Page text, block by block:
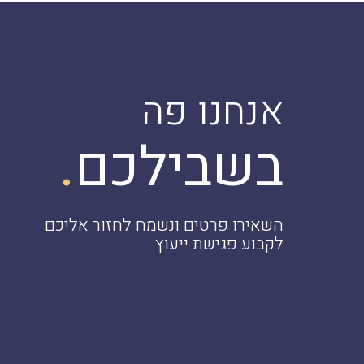
אנחנו פה
בשבילכם.
השאירו פרטים ונשמח לחזור אליכם
לקבוע פגישת ייעוץ